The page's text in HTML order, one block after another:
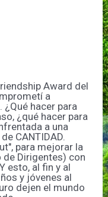
Award del
a
hacer para
¿qué hacer para
a una
CANTIDAD.
para mejorar la
de Dirigentes) con
esto, al fin y al
y jóvenes al
dejen el mundo